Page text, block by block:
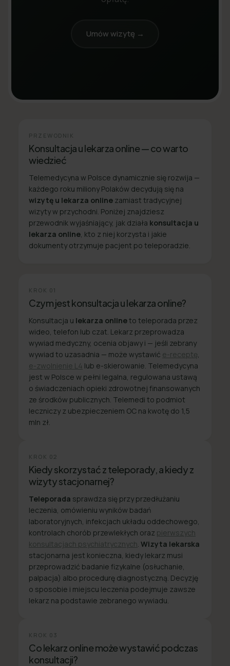
Umów wizytę →
PRZEWODNIK
Konsultacja u lekarza online — co warto
wiedzieć
Telemedycyna w Polsce dynamicznie się rozwija —
każdego roku miliony Polaków decydują się na
wizytę u lekarza online zamiast tradycyjnej
wizyty w przychodni. Poniżej znajdziesz
przewodnik wyjaśniający, jak działa konsultacja u
lekarza online , kto z niej korzysta i jakie
dokumenty otrzymuje pacjent po teleporadzie.
KROK 01
Czym jest konsultacja u lekarza online?
Konsultacja u lekarza onlineto teleporada przez
wideo, telefon lub czat. Lekarz przeprowadza
wywiad medyczny, ocenia objawy i — jeśli zebrany
wywiad to uzasadnia — może wystawić e-receptę
e-zwolnienie L4 lub e-skierowanie. Telemedycyna
jest w Polsce w pełni legalna, regulowana ustawą
o świadczeniach opieki zdrowotnej finansowanych
ze środków publicznych. Telemedi to podmiot
leczniczy z ubezpieczeniem OC na kwotę do 1,5
mln zł.
KROK 02
Kiedy skorzystać z teleporady, a kiedy z
wizyty stacjonarnej?
Teleporada sprawdza się przy przedłużaniu
leczenia, omówieniu wyników badań
laboratoryjnych, infekcjach układu oddechowego,
kontrolach chorób przewlekłych oraz pierwszych
konsultacjach psychiatrycznych Wizyta lekarska
stacjonarna jest konieczna, kiedy lekarz musi
przeprowadzić badanie fizykalne (osłuchanie,
palpacja) albo procedurę diagnostyczną. Decyzję
o sposobie i miejscu leczenia podejmuje zawsze
lekarz na podstawie zebranego wywiadu.
KROK 03
Co lekarz online może wystawić podczas
konsultacji?